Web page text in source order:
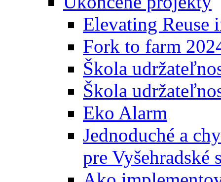
Elevating Reuse
Fork to farm
Škola
Škola
Eko Alarm
Jednoduché a
pre Vyšehradské